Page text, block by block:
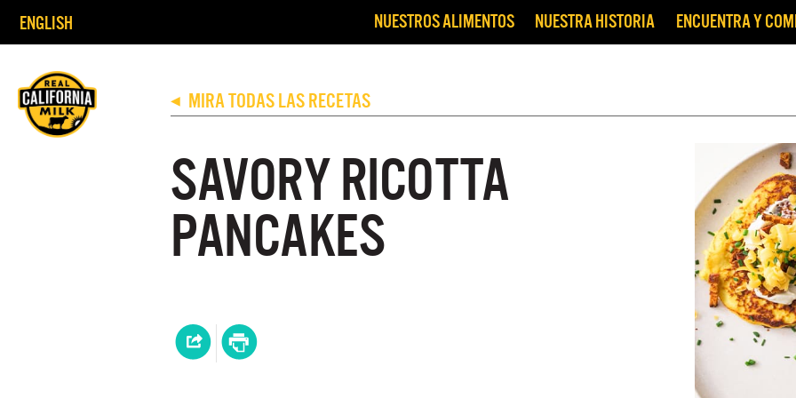
ENGLISH NUESTROS ALIMENTOS NUESTRA HISTORIA ENCUENTRA Y
◀ MIRA TODAS LAS RECETAS
SAVORY RICOTTA
PANCAKES